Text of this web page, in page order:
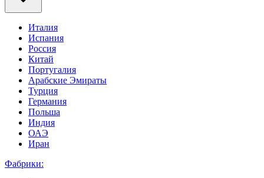
Италия
Испания
Россия
Китай
Португалия
Арабские Эмираты
Турция
Германия
Польша
Индия
ОАЭ
Иран
Фабрики: